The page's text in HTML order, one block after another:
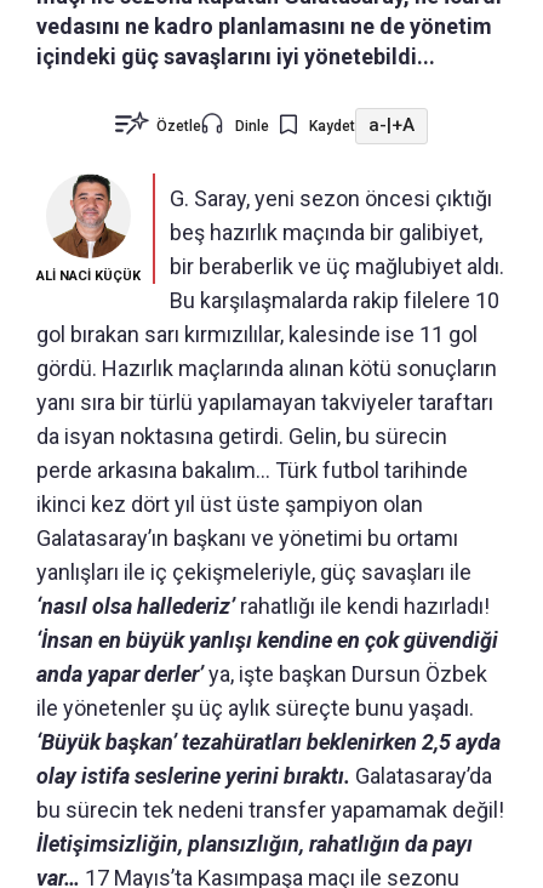
vedasını ne kadro planlamasını ne de yönetim
içindeki güç savaşlarını iyi yönetebildi...
Özetle Dinle Kaydet a-|+A
ALİ NACİ KÜÇÜK
G. Saray, yeni sezon öncesi çıktığı
beş hazırlık maçında bir galibiyet,
bir beraberlik ve üç mağlubiyet aldı.
Bu karşılaşmalarda rakip filelere 10
gol bırakan sarı kırmızılılar, kalesinde ise 11 gol
gördü. Hazırlık maçlarında alınan kötü sonuçların
yanı sıra bir türlü yapılamayan takviyeler taraftarı
da isyan noktasına getirdi. Gelin, bu sürecin
perde arkasına bakalım… Türk futbol tarihinde
ikinci kez dört yıl üst üste şampiyon olan
Galatasaray’ın başkanı ve yönetimi bu ortamı
yanlışları ile iç çekişmeleriyle, güç savaşları ile
‘nasıl olsa hallederiz’rahatlığı ile kendi hazırladı!
‘İnsan en büyük yanlışı kendine en çok güvendiği
anda yapar derler’ya, işte başkan Dursun Özbek
ile yönetenler şu üç aylık süreçte bunu yaşadı.
‘Büyük başkan’ tezahüratları beklenirken 2,5 ayda
olay istifa seslerine yerini bıraktı. Galatasaray’da
bu sürecin tek nedeni transfer yapamamak değil!
İletişimsizliğin, plansızlığın, rahatlığın da payı
var… 17 Mayıs’ta Kasımpaşa maçı ile sezonu